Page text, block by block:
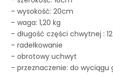
– wysokość: 20cm
– waga: 1,20 kg
– długość części chwytnej :
– radełkowanie
– obrotowy uchwyt
– przeznaczenie: do wyciągu